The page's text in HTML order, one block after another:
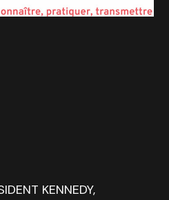
KENNEDY,